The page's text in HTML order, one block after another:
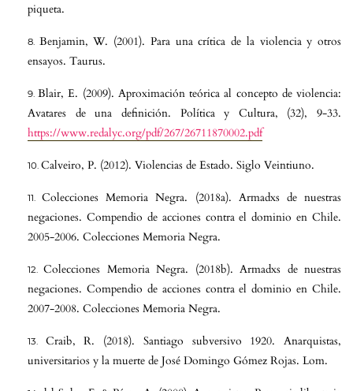
piqueta.
Benjamin, W. (2001). Para una crítica de la violencia y otros
ensayos. Taurus.
Blair, E. (2009). Aproximación teórica al concepto de violencia:
Avatares de una definición. Política y Cultura, (32), 9-33.
https://www.redalyc.org/pdf/267/26711870002.pdf
Calveiro, P. (2012). Violencias de Estado. Siglo Veintiuno.
Colecciones Memoria Negra. (2018a). Armadxs de nuestras
negaciones. Compendio de acciones contra el dominio en Chile.
2005-2006. Colecciones Memoria Negra.
Colecciones Memoria Negra. (2018b). Armadxs de nuestras
negaciones. Compendio de acciones contra el dominio en Chile.
2007-2008. Colecciones Memoria Negra.
Craib, R. (2018). Santiago subversivo 1920. Anarquistas,
universitarios y la muerte de José Domingo Gómez Rojas. Lom.